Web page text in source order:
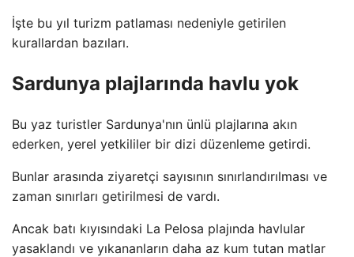
İşte bu yıl turizm patlaması nedeniyle getirilen
kurallardan bazıları.
Sardunya plajlarında havlu yok
Bu yaz turistler Sardunya'nın ünlü plajlarına akın
ederken, yerel yetkililer bir dizi düzenleme getirdi.
Bunlar arasında ziyaretçi sayısının sınırlandırılması ve
zaman sınırları getirilmesi de vardı.
Ancak batı kıyısındaki La Pelosa plajında ​​havlular
yasaklandı ve yıkananların daha az kum tutan matlar